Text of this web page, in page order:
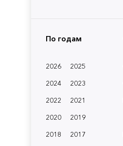
По годам
2026
2025
2024
2023
2022
2021
2020
2019
2018
2017